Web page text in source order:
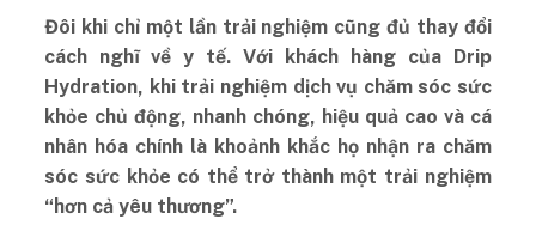
Đôi khi chỉ một lần trải nghiệm cũng đủ thay đổi
cách nghĩ về y tế. Với khách hàng của Drip
Hydration, khi trải nghiệm dịch vụ chăm sóc sức
khỏe chủ động, nhanh chóng, hiệu quả cao và cá
nhân hóa chính là khoảnh khắc họ nhận ra chăm
sóc sức khỏe có thể trở thành một trải nghiệm
“hơn cả yêu thương”.